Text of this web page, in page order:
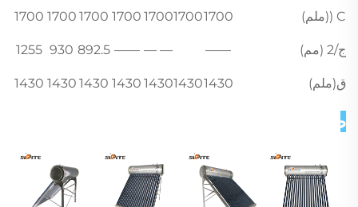
C ((ملم) 1700
1700
1700
1700
1700
1700
1700
ج/2 (مم) ——
— —
——
892.5
930
1255
ق(ملم) 1430
1430
1430
1430
1430
1430
1430
صور تفصيلية